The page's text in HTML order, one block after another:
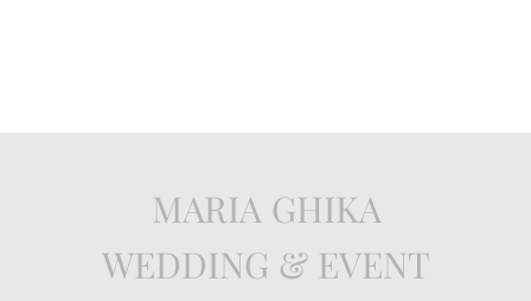
MARIA GHIKA
WEDDING & EVENT